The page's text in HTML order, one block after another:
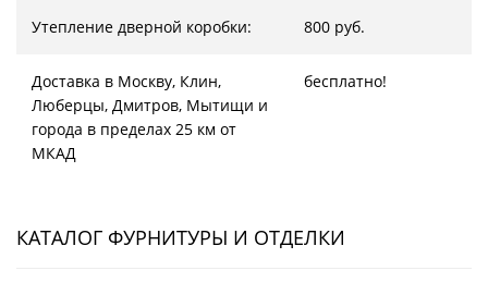
Утепление дверной коробки: 800 руб.
Доставка в Москву, Клин,
Люберцы, Дмитров, Мытищи и
города в пределах 25 км от
МКАД
бесплатно!
КАТАЛОГ ФУРНИТУРЫ И ОТДЕЛКИ